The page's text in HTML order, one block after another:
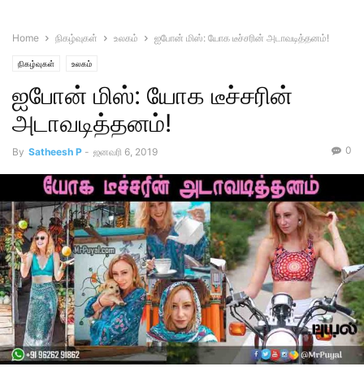
Home நிகழ்வுகள் உலகம் ஐபோன் மிஸ்: யோக டீச்சரின் அடாவடித்தனம்!
நிகழ்வுகள் உலகம்
ஐபோன் மிஸ்: யோக டீச்சரின்
அடாவடித்தனம்!
By Satheesh P - ஜனவரி 6, 2019 0